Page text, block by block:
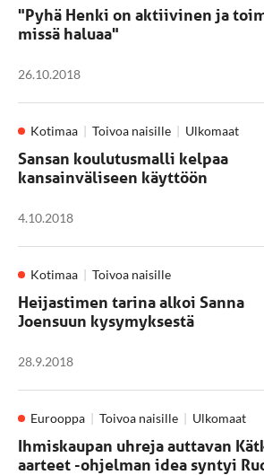
"Pyhä Henki on aktiivinen ja
missä haluaa"
26.10.2018
Kotimaa Toivoa naisille Ulkomaat
Sansan koulutusmalli kelpaa
kansainväliseen käyttöön
4.10.2018
Kotimaa Toivoa naisille
Heijastimen tarina alkoi Sanna
Joensuun kysymyksestä
28.9.2018
Eurooppa Toivoa naisille Ulkomaat
Ihmiskaupan uhreja auttavan
aarteet -ohjelman idea syntyi